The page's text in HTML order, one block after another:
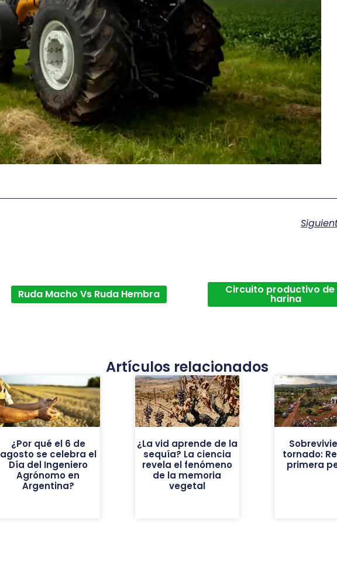
Ruda Macho Vs Ruda Hembra Circuito productivo de
harina
Artículos relacionados
¿Por qué el 6 de
agosto se celebra el
Día del Ingeniero
Agrónomo en
Argentina?
¿La vid aprende de la
sequía? La ciencia
revela el fenómeno
de la memoria
vegetal
tornado:
primera